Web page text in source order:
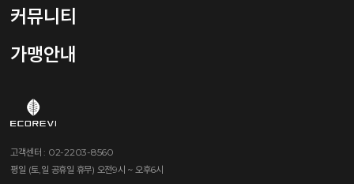
커뮤니티
가맹안내
고객센터 : 02-2203-8560
평일 (토,일 공휴일 휴무) 오전9시 ~ 오후6시